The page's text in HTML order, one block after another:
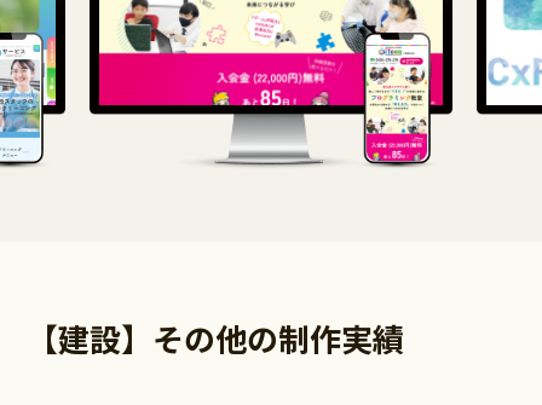
【建設】その他の制作実績